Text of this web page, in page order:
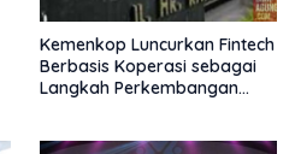
Kemenkop Luncurkan Fintech
Berbasis Koperasi sebagai
Langkah Perkembangan